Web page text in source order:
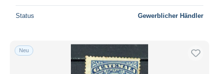
Status Gewerblicher Händler
Neu